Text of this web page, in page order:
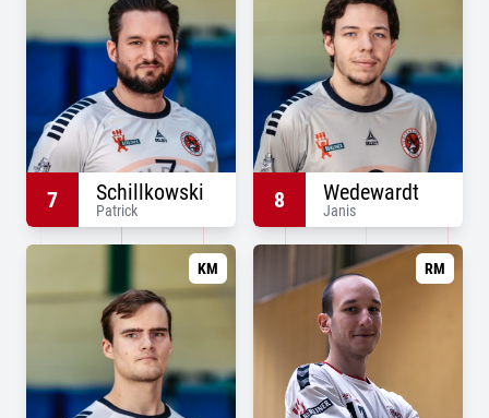
7 Schillkowski
Patrick 8 Wedewardt
Janis
KM RM